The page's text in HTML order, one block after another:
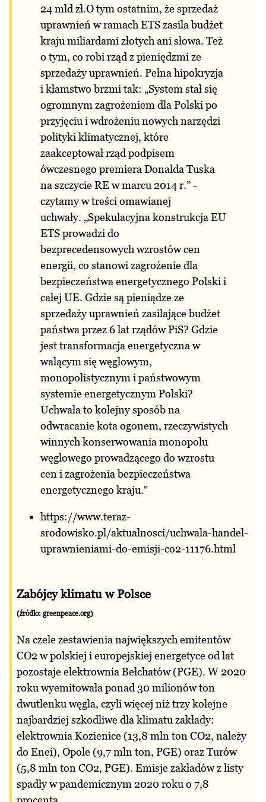
24 mld zł.O tym ostatnim, że sprzedaż
uprawnień w ramach ETS zasila budżet
kraju miliardami złotych ani słowa. Też
o tym, co robi rząd z pieniędzmi ze
sprzedaży uprawnień. Pełna hipokryzja
i kłamstwo brzmi tak: „System stał się
ogromnym zagrożeniem dla Polski po
przyjęciu i wdrożeniu nowych narzędzi
polityki klimatycznej, które
zaakceptował rząd podpisem
ówczesnego premiera Donalda Tuska
na szczycie RE w marcu 2014 r.” -
czytamy w treści omawianej
uchwały. „Spekulacyjna konstrukcja EU
ETS prowadzi do
bezprecedensowychwzrostów cen
energii, co stanowi zagrożenie dla
bezpieczeństwa energetycznego Polski i
całej UE. Gdzie są pieniądze ze
sprzedaży uprawnień zasilające budżet
państwa przez 6 lat rządów PiS? Gdzie
jest transformacja energetyczna w
walącym się węglowym,
monopolistycznym i państwowym
systemie energetycznym Polski?
Uchwała to kolejny sposób na
odwracanie kota ogonem, rzeczywistych
winnych konserwowania monopolu
węglowego prowadzącego do wzrostu
cen i zagrożenia bezpieczeństwa
energetycznego kraju."
https://www.teraz-
srodowisko.pl/aktualnosci/uchwala-handel-
uprawnieniami-do-emisji-co2-11176.html
Zabójcy klimatu w Polsce
(źródło: greenpeace.org)
Na czele zestawienia największych emitentów
CO2 w polskiej i europejskiej energetyce od lat
pozostaje elektrownia Bełchatów (PGE). W 2020
roku wyemitowała ponad 30 milionów ton
dwutlenku węgla, czyli więcej niż trzy kolejne
najbardziej szkodliwe dla klimatu zakłady:
elektrownia Kozienice (13,8 mln ton CO2, należy
do Enei), Opole (9,7 mln ton, PGE) oraz Turów
(5,8 mln ton CO2, PGE). Emisje zakładów z listy
spadły w pandemicznym 2020 roku o 7,8